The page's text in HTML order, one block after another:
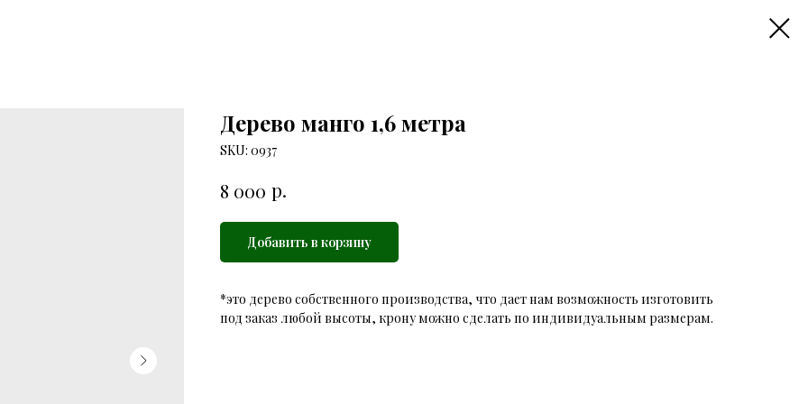
Дерево манго 1,6 метра
SKU: 0937
8 000 р.
Добавить в корзину
*это дерево собственного производства, что дает нам возможность изготовить
под заказ любой высоты, крону можно сделать по индивидуальным размерам.